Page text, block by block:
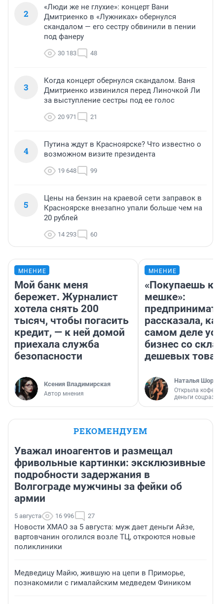
2
«Люди же не глухие»: концерт Вани
Дмитриенко в «Лужниках» обернулся
скандалом — его сестру обвинили в пении
под фанеру
30 183 48
3
Когда концерт обернулся скандалом. Ваня
Дмитриенко извинился перед Линочкой Ли
за выступление сестры под ее голос
20 971 21
4
Путина ждут в Красноярске? Что известно о
возможном визите президента
19 648 99
5
Цены на бензин на краевой сети заправок в
Красноярске внезапно упали больше чем на
20 рублей
14 293 60
МНЕНИЕ
Мой банк меня
бережет. Журналист
хотела снять 200
тысяч, чтобы погасить
кредит, — к ней домой
приехала служба
безопасности
Ксения Владимирская
Автор мнения
МНЕНИЕ
«Покупаешь
мешке»:
рассказала,
самом деле
бизнес со
дешевых
Наталья
Открыла
деньги
РЕКОМЕНДУЕМ
Уважал иноагентов и размещал
фривольные картинки: эксклюзивные
подробности задержания в
Волгограде мужчины за фейки об
армии
5 августа 16 996 27
Новости ХМАО за 5 августа: муж дает деньги Айзе,
вартовчанин оголился возле ТЦ, откроются новые
поликлиники
Медведицу Майю, жившую на цепи в Приморье,
познакомили с гималайским медведем Фиником